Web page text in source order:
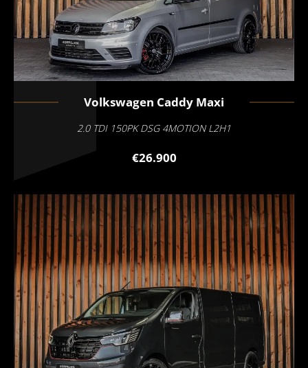
Volkswagen Caddy Maxi
2.0 TDI 150PK DSG 4MOTION L2H1
€26.900